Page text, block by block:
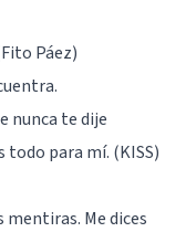
Páez)
nunca te dije
para mí. (KISS)
mentiras. Me dices